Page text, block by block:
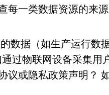
每一类数据资源的来
数据（如生产运行数
过物联网设备采集用
议或隐私政策声明？